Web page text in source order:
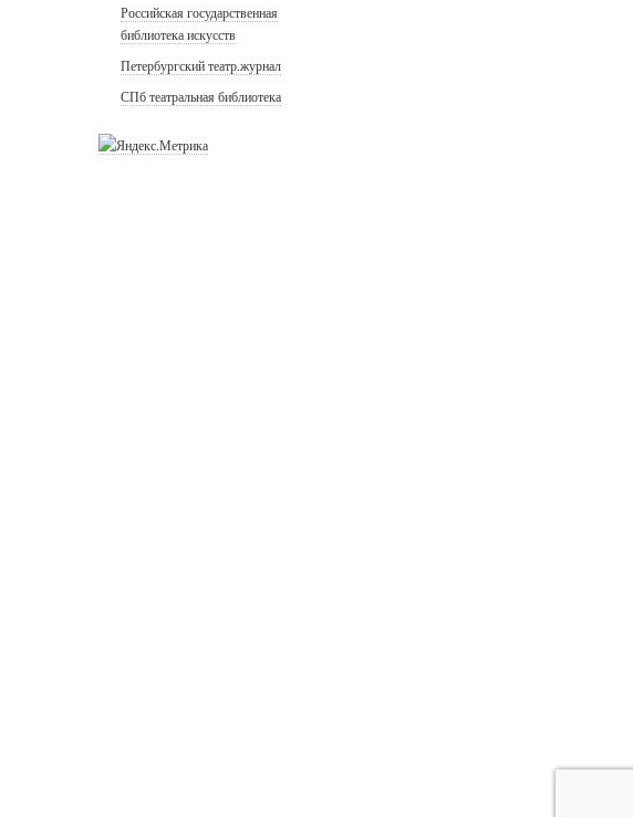
Российская государственная
библиотека искусств
Петербургский театр.журнал
СПб театральная библиотека